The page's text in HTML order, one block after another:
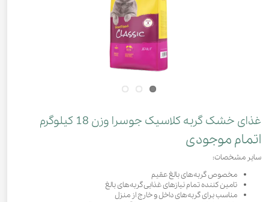
غذای خشک گربه کلاسیک جوسرا ‌وزن 18 کیلوگرم
اتمام موجودی
سایر مشخصات:
مخصوص گربه‌های بالغ عقیم
تامین کننده تمام نیازهای غذایی گربه‌های بالغ
مناسب برای گربه‌های داخل و خارج از منزل